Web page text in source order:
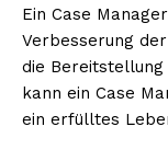
Ein Case
Verbesserung
die Bereitstellung
kann ein Case
ein erfülltes